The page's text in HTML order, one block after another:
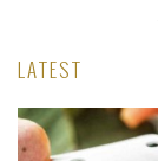
LATEST